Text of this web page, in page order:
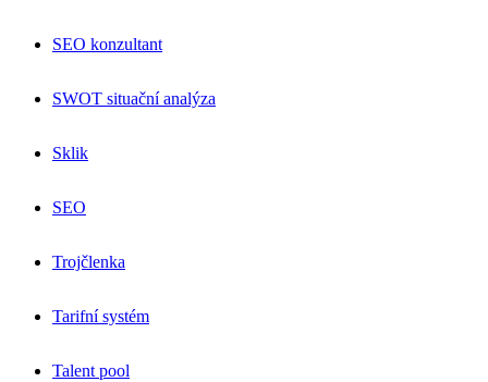
SEO konzultant
SWOT situační analýza
Sklik
SEO
Trojčlenka
Tarifní systém
Talent pool